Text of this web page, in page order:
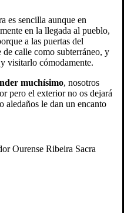
es sencilla aunque en
en la llegada al pueblo,
a las puertas del
de calle como subterráneo, y
visitarlo cómodamente.
muchísimo, nosotros
pero el exterior no os dejará
aledaños le dan un encanto